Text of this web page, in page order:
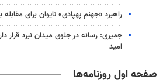
راهبرد «جهنم پهپادی» تایوان برای
جمیری: رسانه‌ در جلوی میدان نبرد قرار
امید
صفحه اول روزنامه‌ها